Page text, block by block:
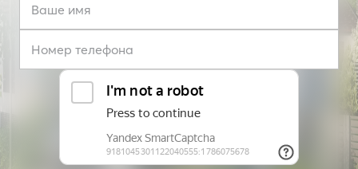
ПЕРЕЗВОНИТЕ МНЕ